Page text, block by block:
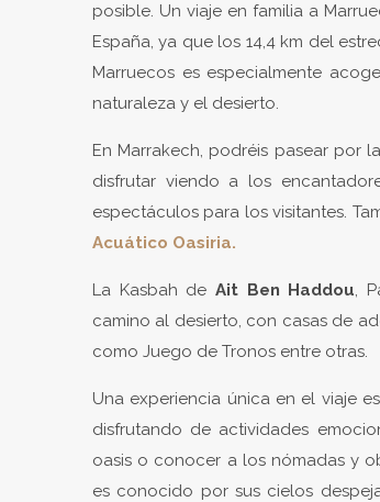
posible. Un viaje en familia a
España, ya que los 14,4 km del
Marruecos es especialmente
naturaleza y el desierto.
En Marrakech, podréis pasear por la
disfrutar viendo a los
espectáculos para los visitantes.
Acuático Oasiria.
La Kasbah de Ait Ben Haddou,
camino al desierto, con casas de
como Juego de Tronos entre otras.
Una experiencia única en el viaje
disfrutando de actividades
oasis o conocer a los nómadas y
es conocido por sus cielos